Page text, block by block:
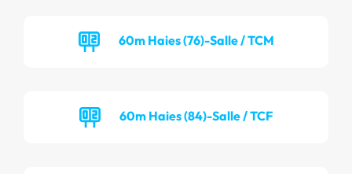
60m Haies (76)-Salle / TCM
60m Haies (84)-Salle / TCF